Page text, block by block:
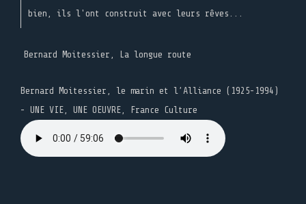
bien, ils l'ont construit avec leurs rêves...
Bernard Moitessier, La longue route
Bernard Moitessier, le marin et l’Alliance (1925-1994)
- UNE VIE, UNE OEUVRE, France Culture